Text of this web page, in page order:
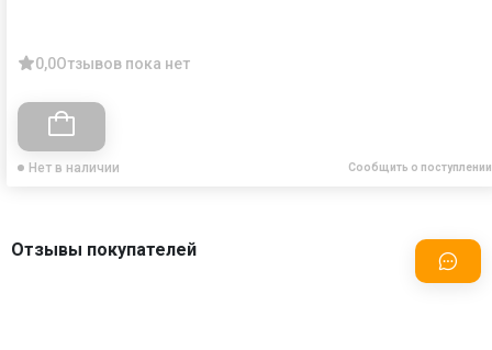
0,0Отзывов пока нет
Нет в наличии Сообщить о поступлении
Отзывы покупателей